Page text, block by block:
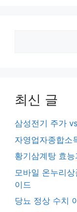
최신 글
삼성전기 주가
자영업자종합소
황기삼계탕 효
모바일 온누리
이드
당뇨 정상 수치